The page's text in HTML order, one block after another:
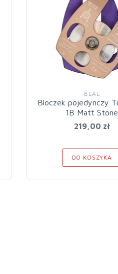
BEAL
Bloczek pojedynczy
1B Matt Stone
219,00 zł
DO KOSZYKA